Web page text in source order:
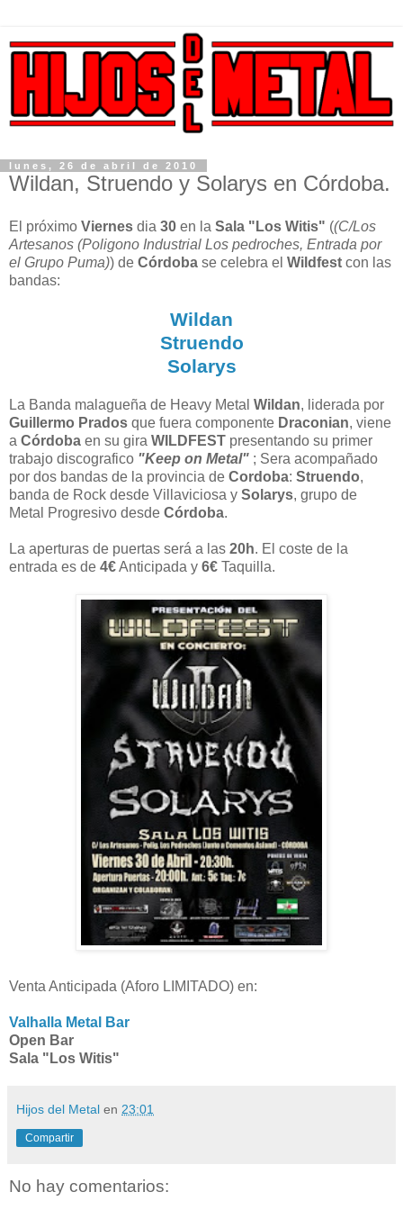
lunes, 26 de abril de 2010
Wildan, Struendo y Solarys en Córdoba.
El próximo Viernes dia 30 en la Sala "Los Witis" ((C/Los
Artesanos (Poligono Industrial Los pedroches, Entrada por
el Grupo Puma)) de Córdoba se celebra el Wildfest con las
bandas:
Wildan
Struendo
Solarys
La Banda malagueña de Heavy Metal Wildan, liderada por
Guillermo Prados que fuera componente Draconian, viene
a Córdoba en su gira WILDFEST presentando su primer
trabajo discografico "Keep on Metal" ; Sera acompañado
por dos bandas de la provincia de Cordoba: Struendo,
banda de Rock desde Villaviciosa y Solarys, grupo de
Metal Progresivo desde Córdoba.
La aperturas de puertas será a las 20h. El coste de la
entrada es de 4€Anticipada y 6€ Taquilla.
Venta Anticipada (Aforo LIMITADO) en:
Valhalla Metal Bar
Open Bar
Sala "Los Witis"
Hijos del Metal en 23:01
Compartir
No hay comentarios: